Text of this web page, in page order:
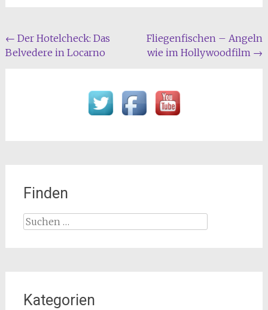
Beitragsnavigation
← Der Hotelcheck: Das
Belvedere in Locarno
Fliegenfischen – Angeln
wie im Hollywoodfilm →
Finden
Suchen
Kategorien